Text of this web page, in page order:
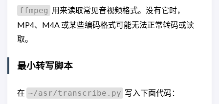
ffmpeg 用来读取常见音视频格式。没有它时，
MP4、M4A 或某些编码格式可能无法正常转码或读
取。
最小转写脚本
在 ~/asr/transcribe.py 写入下面代码：